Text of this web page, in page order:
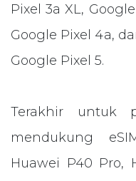
Pixel 3a XL,
Google Pixel 4a,
Google Pixel 5.
Terakhir untuk
mendukung
Huawei P40 Pro,